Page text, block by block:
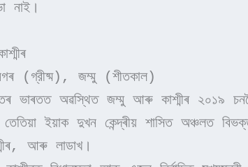
নাই।
(গ্রীষ্ম), জম্মু (শীতকাল)
ভাৰতত অৱস্থিত জম্মু আৰু কাশ্মীৰ ২০১৯
ইয়াক দুখন কেন্দ্ৰীয় শাসিত অঞ্চলত
আৰু লাডাখ।